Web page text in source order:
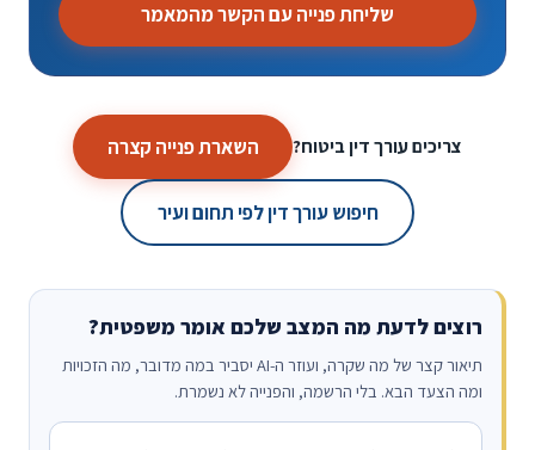
שליחת פנייה עם הקשר מהמאמר
צריכים עורך דין ביטוח? השארת פנייה קצרה
חיפוש עורך דין לפי תחום ועיר
רוצים לדעת מה המצב שלכם אומר משפטית?
תיאור קצר של מה שקרה, ועוזר ה-AI יסביר במה מדובר, מה הזכויות
ומה הצעד הבא. בלי הרשמה, והפנייה לא נשמרת.
מה קרה?